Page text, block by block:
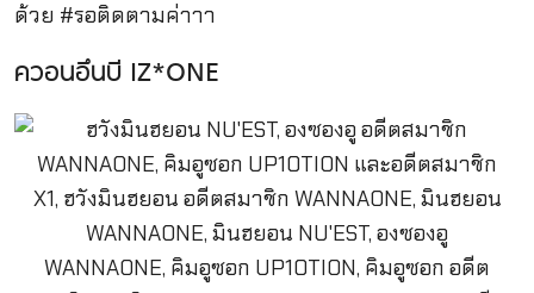
ด้วย #รอติดตามค่าาา
ควอนอึนบี IZ*ONE